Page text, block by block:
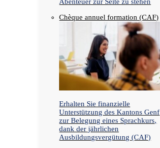
Chèque annuel formation (CAF)
Erhalten Sie finanzielle
Unterstützung des Kantons Genf
zur Belegung eines Sprachkurs,
dank der jährlichen
Ausbildungsvergütung (CAF)